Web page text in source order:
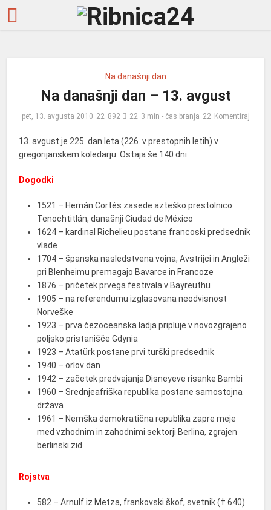
Na današnji dan
Na današnji dan – 13. avgust
pet, 13. avgusta 2010 892 3 min - čas branja Komentiraj
13. avgust je 225. dan leta (226. v prestopnih letih) v
gregorijanskem koledarju. Ostaja še 140 dni.
Dogodki
1521 – Hernán Cortés zasede azteško prestolnico
Tenochtitlán, današnji Ciudad de México
1624 – kardinal Richelieu postane francoski predsednik
vlade
1704 – španska nasledstvena vojna, Avstrijci in Angleži
pri Blenheimu premagajo Bavarce in Francoze
1876 – pričetek prvega festivala v Bayreuthu
1905 – na referendumu izglasovana neodvisnost
Norveške
1923 – prva čezoceanska ladja pripluje v novozgrajeno
poljsko pristanišče Gdynia
1923 – Atatürk postane prvi turški predsednik
1940 – orlov dan
1942 – začetek predvajanja Disneyeve risanke Bambi
1960 – Srednjeafriška republika postane samostojna
država
1961 – Nemška demokratična republika zapre meje
med vzhodnim in zahodnimi sektorji Berlina, zgrajen
berlinski zid
Rojstva
582 – Arnulf iz Metza, frankovski škof, svetnik († 640)